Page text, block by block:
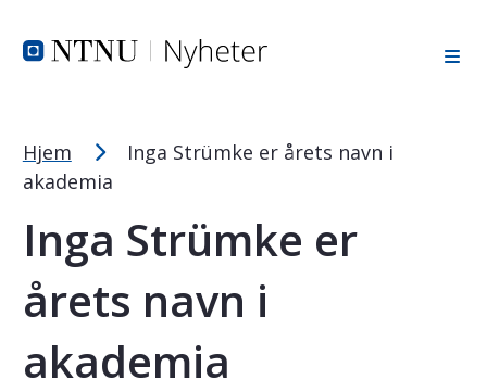
PC: Press ned CTRL og klikk på + (pluss) for å forstørre
Hjem
Inga Strümke er årets navn i
akademia
Inga Strümke er
årets navn i
akademia